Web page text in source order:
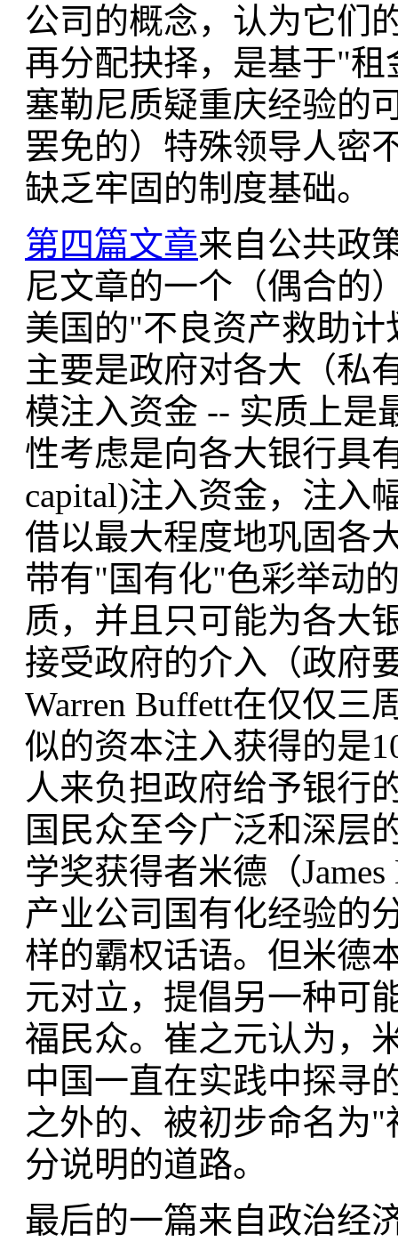
公司的概念，认为它们
再分配抉择，是基于"
塞勒尼质疑重庆经验的
罢免的）特殊领导人密
缺乏牢固的制度基础。
第四篇文章来自公共政
尼文章的一个（偶合的
美国的"不良资产救助
主要是政府对各大（私
模注入资金 -- 实质上是
性考虑是向各大银行具
capital)注入资金，注入
借以最大程度地巩固各
带有"国有化"色彩举动
质，并且只可能为各大
接受政府的介入（政府
Warren Buffett在仅仅三
似的资本注入获得的是
人来负担政府给予银行
国民众至今广泛和深层
学奖获得者米德（
产业公司国有化经验的
样的霸权话语。但米德
元对立，提倡另一种可
福民众。崔之元认为，
中国一直在实践中探寻
之外的、被初步命名为
分说明的道路。
最后的一篇来自政治经